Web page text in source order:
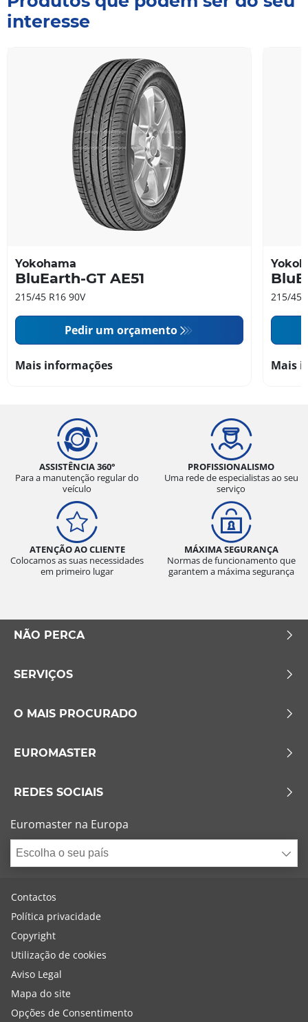
interesse
Yokohama
BluEarth-GT AE51
215/45 R16 90V
Pedir um orçamento
Mais informações
215/45
Mais
ASSISTÊNCIA 360°
Para a manutenção regular do
veículo
PROFISSIONALISMO
Uma rede de especialistas ao seu
serviço
ATENÇÃO AO CLIENTE
Colocamos as suas necessidades
em primeiro lugar
MÁXIMA SEGURANÇA
Normas de funcionamento que
garantem a máxima segurança
NÃO PERCA
SERVIÇOS
O MAIS PROCURADO
EUROMASTER
REDES SOCIAIS
Euromaster na Europa
Escolha o seu país
Contactos
Política privacidade
Copyright
Utilização de cookies
Aviso Legal
Mapa do site
Opções de Consentimento